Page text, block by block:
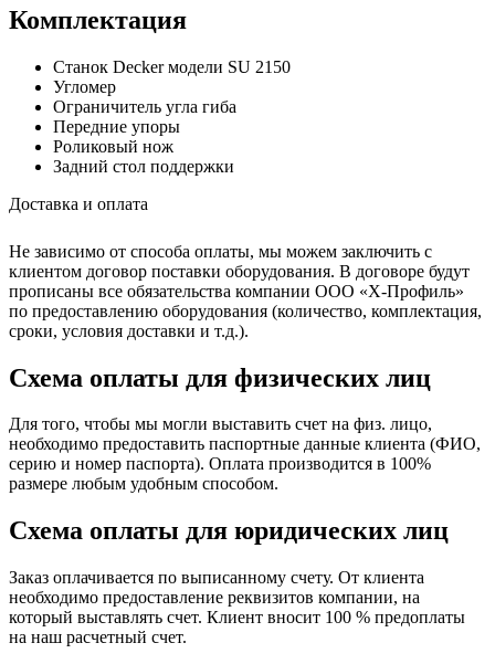
Комплектация
Станок Decker модели SU 2150
Угломер
Ограничитель угла гиба
Передние упоры
Роликовый нож
Задний стол поддержки
Доставка и оплата
Не зависимо от способа оплаты, мы можем заключить с
клиентом договор поставки оборудования. В договоре будут
прописаны все обязательства компании ООО «Х-Профиль»
по предоставлению оборудования (количество, комплектация,
сроки, условия доставки и т.д.).
Схема оплаты для физических лиц
Для того, чтобы мы могли выставить счет на физ. лицо,
необходимо предоставить паспортные данные клиента (ФИО,
серию и номер паспорта). Оплата производится в 100%
размере любым удобным способом.
Схема оплаты для юридических лиц
Заказ оплачивается по выписанному счету. От клиента
необходимо предоставление реквизитов компании, на
который выставлять счет. Клиент вносит 100 % предоплаты
на наш расчетный счет.